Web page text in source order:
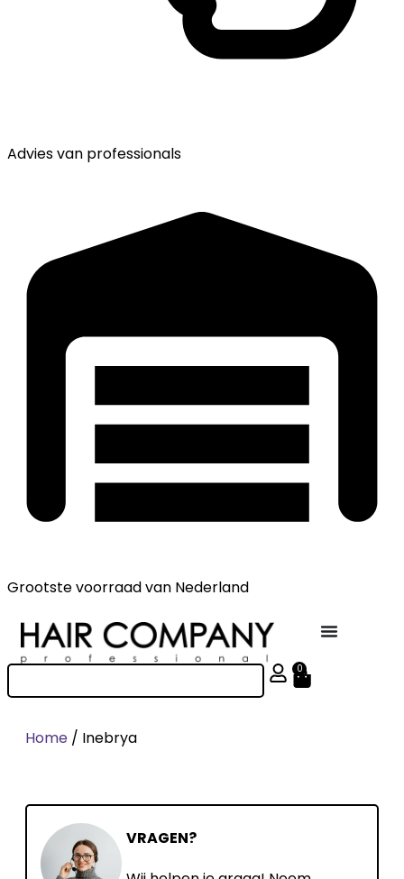
Advies van professionals
Grootste voorraadvan Nederland
0
Home / Inebrya
VRAGEN?